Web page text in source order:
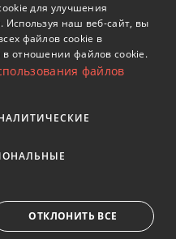
765 138
636 766
765 138
Properties Knight
и условия
SPANISH
FRENCH
для улучшения
Используя наш веб-сайт, вы
файлов cookie в
в ​​отношении файлов cookie.
файлов
ОТКЛОНИТЬ ВСЕ